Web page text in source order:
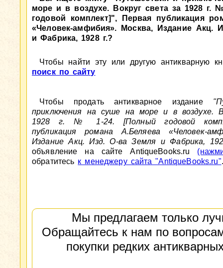
море и в воздухе. Вокруг света за 1928 г.
годовой комплект]", Первая публикация
«Человек-амфибия». Москва, Издание Акц.
и Фабрика, 1928 г.?
Чтобы найти эту или другую антикварную
поиск по сайту
Чтобы продать антикварное издание
приключения на суше на море и в воздухе.
1928 г. № 1-24. [Полный годовой
публикация романа А.Беляева «Человек-
Издание Акц. Изд. О-ва Земля и Фабрика,
объявление на сайте AntiqueBooks.ru
обратитесь к менеджеру сайта "AntiqueBooks.ru".
Мы предлагаем только
Обращайтесь к нам по
покупки редких